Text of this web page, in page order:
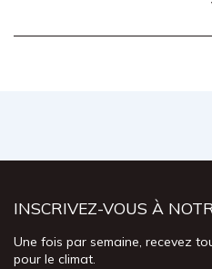
INSCRIVEZ-VOUS À
Une fois par semaine, recevez
pour le climat.